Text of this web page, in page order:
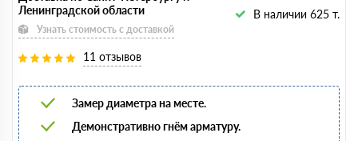
Ленинградской области
Узнать стоимость с доставкой
В наличии 625 т.
11 отзывов
Замер диаметра на месте.
Демонстративно гнём арматуру.